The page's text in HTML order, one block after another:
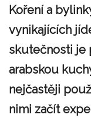
Koření a
vynikajících
skutečnosti je
arabskou
nejčastěji
nimi začít